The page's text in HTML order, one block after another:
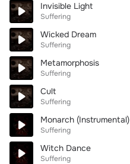
Invisible Light
Suffering
Wicked Dream
Suffering
Metamorphosis
Suffering
Cult
Suffering
Monarch (Instrumental)
Suffering
Witch Dance
Suffering